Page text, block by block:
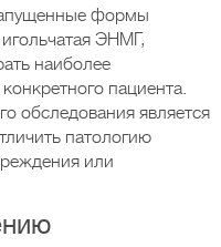
формы
игольчатая ЭНМГ,
наиболее
пациента.
обследования является
патологию
или